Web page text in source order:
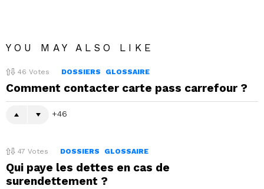
YOU MAY ALSO LIKE
46 Votes DOSSIERS GLOSSAIRE
Comment contacter carte pass carrefour ?
46
47 Votes DOSSIERS GLOSSAIRE
Qui paye les dettes en cas de
surendettement ?